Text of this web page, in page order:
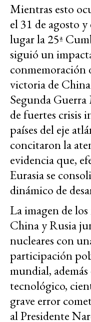
Mientras esto
el 31 de agosto
lugar la 25ª
siguió un
conmemoración
victoria de
Segunda
de fuertes crisis
países del eje
concitaron la
evidencia que,
Eurasia se
dinámico de
La imagen de
China y Rusia
nucleares con
participación
mundial,
tecnológico,
grave error
al Presidente